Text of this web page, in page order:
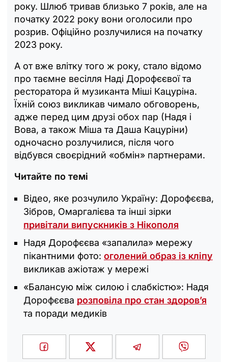
року. Шлюб тривав близько 7 років, але на
початку 2022 року вони оголосили про
розрив. Офіційно розлучилися на початку
2023 року.
А от вже влітку того ж року, стало відомо
про таємне весілля Наді Дорофєєвої та
ресторатора й музиканта Міші Кацуріна.
Їхній союз викликав чимало обговорень,
адже перед цим друзі обох пар (Надя і
Вова, а також Міша та Даша Кацуріни)
одночасно розлучилися, після чого
відбувся своєрідний «обмін» партнерами.
Читайте по темі
Відео, яке розчулило Україну: Дорофєєва,
Зібров, Омаргалієва та інші зірки
привітали випускників з Нікополя
Надя Дорофєєва «запалила» мережу
пікантними фото: оголений образ із кліпу
викликав ажіотаж у мережі
«Балансую між силою і слабкістю»: Надя
Дорофєєва розповіла про стан здоров’я
та поради медиків